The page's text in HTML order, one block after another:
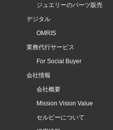
ジュエリーのパーツ販売
デジタル
OMRIS
業務代行サービス
For Social Buyer
会社情報
会社概要
Mission Vision Value
セルビーについて